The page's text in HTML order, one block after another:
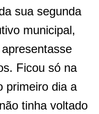
sua segunda
municipal,
Ficou só na
primeiro dia a
tinha voltado